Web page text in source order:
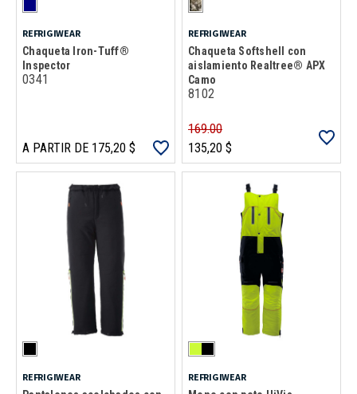
REFRIGIWEAR
Chaqueta Iron-Tuff®
Inspector
0341
A PARTIR DE 175,20 $
REFRIGIWEAR
Chaqueta Softshell con
aislamiento Realtree® APX
Camo
8102
169.00
135,20 $
REFRIGIWEAR REFRIGIWEAR